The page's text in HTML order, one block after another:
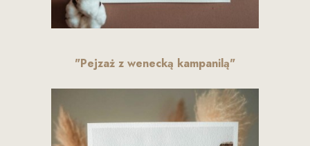
"Pejzaż z wenecką kampanilą"